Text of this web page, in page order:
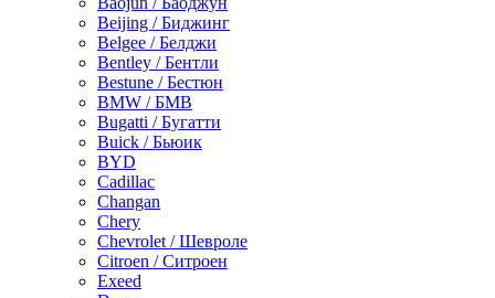
Beijing / Биджинг
Belgee / Белджи
Bentley / Бентли
Bestune / Бестюн
BMW / БМВ
Bugatti / Бугатти
Buick / Бьюик
BYD
Cadillac
Changan
Chery
Chevrolet / Шевроле
Citroen / Ситроен
Exeed